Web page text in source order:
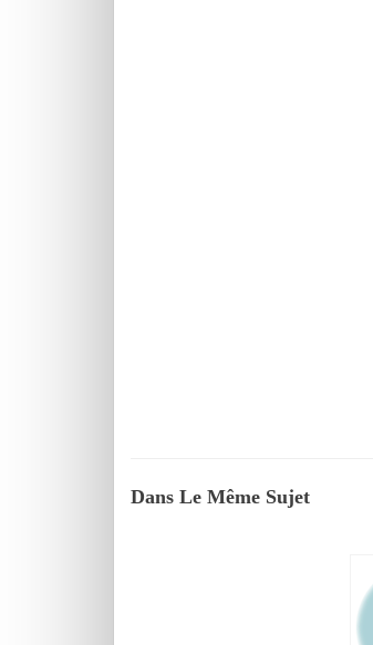
Dans Le Même Sujet